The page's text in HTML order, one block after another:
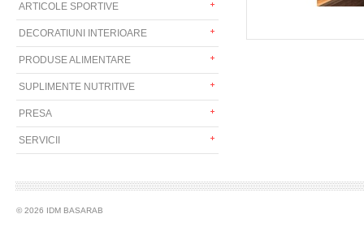
ARTICOLE SPORTIVE
DECORATIUNI INTERIOARE
PRODUSE ALIMENTARE
SUPLIMENTE NUTRITIVE
PRESA
SERVICII
© 2026 IDM BASARAB